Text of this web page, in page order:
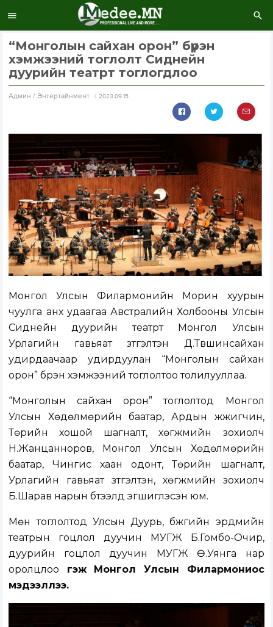
“Монголын сайхан орон” бүрэн
хэмжээний тоглолт Сиднейн
дуурийн театрт тоглогдлоо
Aдмин / Энтертайнмент 2023.09.15
Монгол Улсын Филармонийн Морин хуурын
чуулга анх удаагаа Австралийн Холбооны Улсын
Сиднейн дуурийн театрт Монгол Улсын
Урлагийн гавьяат зүтгэлтэн Д.Түвшинсайхан
удирдаачаар удирдуулан “Монголын сайхан
орон” бүрэн хэмжээний тоглолтоо толилууллаа.
“Монголын сайхан орон” тоглолтод Монгол
Улсын Хөдөлмөрийн баатар, Ардын жүжигчин,
Төрийн хошой шагналт, хөгжмийн зохиолч
Н.Жанцанноров, Монгол Улсын Хөдөлмөрийн
баатар, Чингис хаан одонт, Төрийн шагналт,
Урлагийн гавьяат зүтгэлтэн, хөгжмийн зохиолч
Б.Шарав нарын бүтээлүүд эгшиглэсэн юм.
Мөн тоглолтод Улсын Дуурь, бүжгийн эрдмийн
театрын гоцлол дуучин МУГЖ Б.Гомбо-Очир,
дуурийн гоцлол дуучин МУГЖ Ө.Уянга нар
оролцлоо гэж Монгол Улсын Филармониос
мэдээллээ.